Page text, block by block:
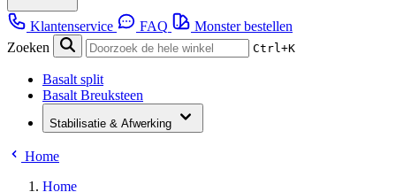
Klantenservice FAQ
Monster bestellen
Zoeken
Ctrl+K
Basalt split
Basalt Breuksteen
Stabilisatie & Afwerking
Home
Home